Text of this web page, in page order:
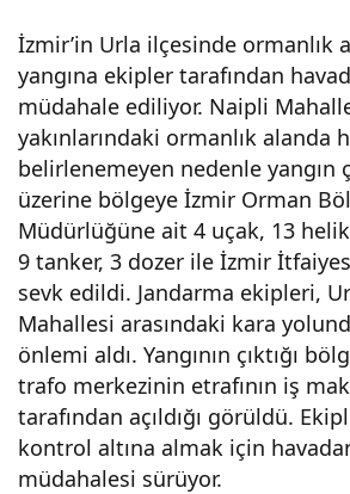
İzmir’in Urla ilçesinde ormanlık
yangına ekipler tarafından
müdahale ediliyor. Naipli
yakınlarındaki ormanlık alanda
belirlenemeyen nedenle yangın
üzerine bölgeye İzmir Orman
Müdürlüğüne ait 4 uçak, 13
9 tanker, 3 dozer ile İzmir
sevk edildi. Jandarma ekipleri,
Mahallesi arasındaki kara
önlemi aldı. Yangının çıktığı
trafo merkezinin etrafının iş
tarafından açıldığı görüldü.
kontrol altına almak için
müdahalesi sürüyor.